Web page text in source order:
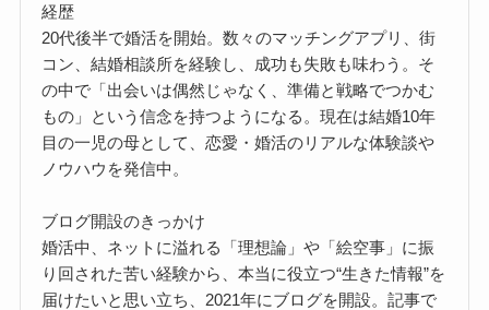
経歴
20代後半で婚活を開始。数々のマッチングアプリ、街
コン、結婚相談所を経験し、成功も失敗も味わう。そ
の中で「出会いは偶然じゃなく、準備と戦略でつかむ
もの」という信念を持つようになる。現在は結婚10年
目の一児の母として、恋愛・婚活のリアルな体験談や
ノウハウを発信中。
ブログ開設のきっかけ
婚活中、ネットに溢れる「理想論」や「絵空事」に振
り回された苦い経験から、本当に役立つ“生きた情報”を
届けたいと思い立ち、2021年にブログを開設。記事で